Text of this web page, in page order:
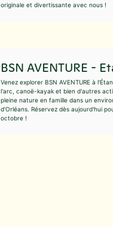
originale et divertissante avec nous !
BSN AVENTURE -
Venez explorer BSN AVENTURE à
l'arc, canoë-kayak et bien d'autres
pleine nature en famille dans un
d'Orléans. Réservez dès aujourd'hui
octobre !